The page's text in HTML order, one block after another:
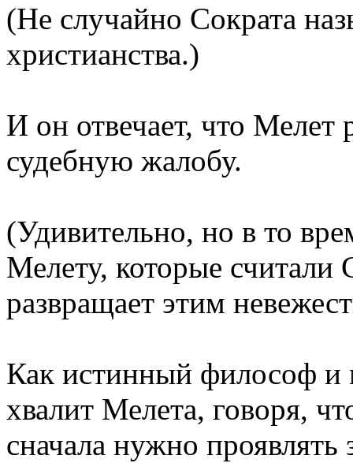
(Не случайно Сократа
христианства.)
И он отвечает, что
судебную жалобу.
(Удивительно, но в то
Мелету, которые считали
развращает этим
Как истинный философ и
хвалит Мелета, говоря,
сначала нужно